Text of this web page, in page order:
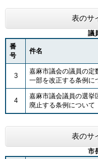
表のサ
議
番
号
件名
3
嘉麻市議会の議員の定
一部を改正する条例に
4
嘉麻市議会議員の選挙
廃止する条例について
表のサ
市